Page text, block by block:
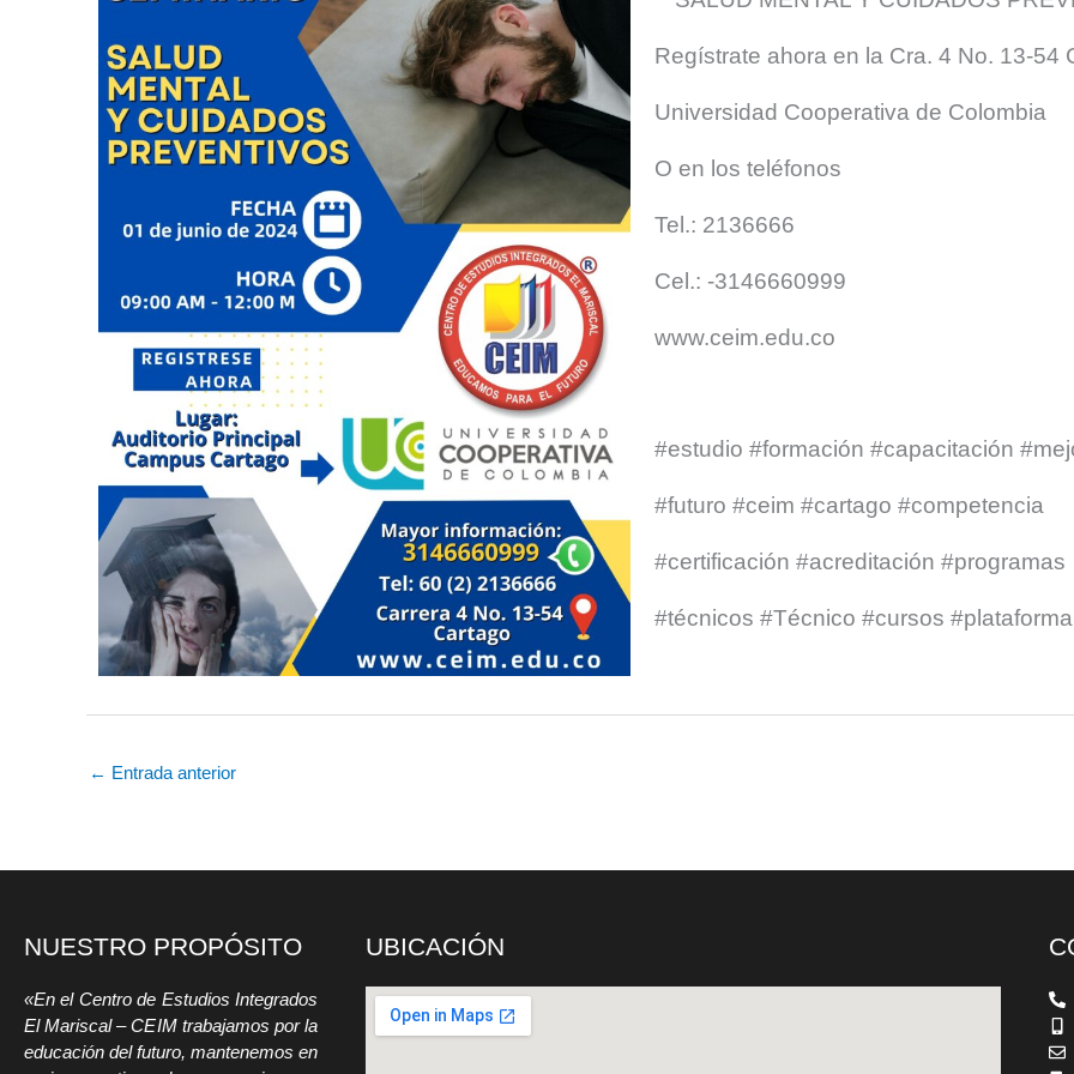
Regístrate ahora en la Cra. 4 No. 13-54
Universidad Cooperativa de Colombia
O en los teléfonos
Tel.: 2136666
Cel.: -3146660999
www.ceim.edu.co
#estudio #formación #capacitación
#futuro #ceim #cartago #competencia
#certificación #acreditación #programas
#técnicos #Técnico #cursos #plataforma
← Entrada anterior
NUESTRO PROPÓSITO
«En el Centro de Estudios Integrados
El Mariscal – CEIM trabajamos por la
educación del futuro, mantenemos en
UBICACIÓN